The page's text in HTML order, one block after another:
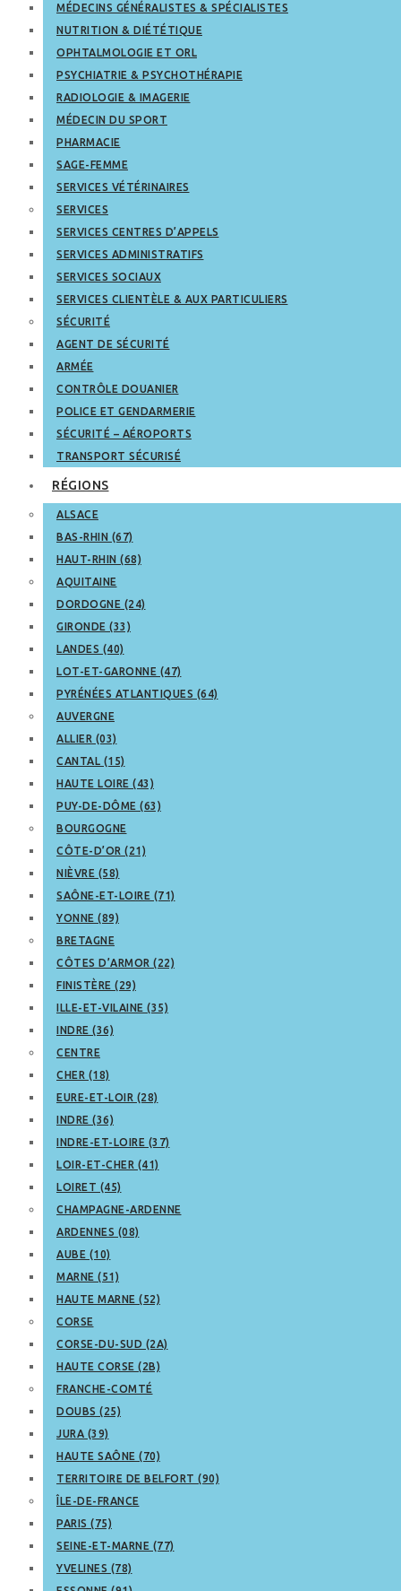
MÉDECINS GÉNÉRALISTES & SPÉCIALISTES
NUTRITION & DIÉTÉTIQUE
OPHTALMOLOGIE ET ORL
PSYCHIATRIE & PSYCHOTHÉRAPIE
RADIOLOGIE & IMAGERIE
MÉDECIN DU SPORT
PHARMACIE
SAGE-FEMME
SERVICES VÉTÉRINAIRES
SERVICES
SERVICES CENTRES D’APPELS
SERVICES ADMINISTRATIFS
SERVICES SOCIAUX
SERVICES CLIENTÈLE & AUX PARTICULIERS
SÉCURITÉ
AGENT DE SÉCURITÉ
ARMÉE
CONTRÔLE DOUANIER
POLICE ET GENDARMERIE
SÉCURITÉ – AÉROPORTS
TRANSPORT SÉCURISÉ
RÉGIONS
ALSACE
BAS-RHIN (67)
HAUT-RHIN (68)
AQUITAINE
DORDOGNE (24)
GIRONDE (33)
LANDES (40)
LOT-ET-GARONNE (47)
PYRÉNÉES ATLANTIQUES (64)
AUVERGNE
ALLIER (03)
CANTAL (15)
HAUTE LOIRE (43)
PUY-DE-DÔME (63)
BOURGOGNE
CÔTE-D’OR (21)
NIÈVRE (58)
SAÔNE-ET-LOIRE (71)
YONNE (89)
BRETAGNE
CÔTES D’ARMOR (22)
FINISTÈRE (29)
ILLE-ET-VILAINE (35)
INDRE (36)
CENTRE
CHER (18)
EURE-ET-LOIR (28)
INDRE (36)
INDRE-ET-LOIRE (37)
LOIR-ET-CHER (41)
LOIRET (45)
CHAMPAGNE-ARDENNE
ARDENNES (08)
AUBE (10)
MARNE (51)
HAUTE MARNE (52)
CORSE
CORSE-DU-SUD (2A)
HAUTE CORSE (2B)
FRANCHE-COMTÉ
DOUBS (25)
JURA (39)
HAUTE SAÔNE (70)
TERRITOIRE DE BELFORT (90)
ÎLE-DE-FRANCE
PARIS (75)
SEINE-ET-MARNE (77)
YVELINES (78)